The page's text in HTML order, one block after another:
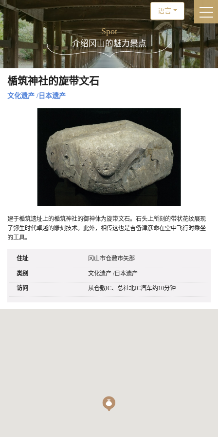
语言
Spot
介绍冈山的魅力景点
楯筑神社的旋带文石
文化遗产 /日本遗产
建于楯筑遗址上的楯筑神社的御神体为旋带文石。石头上所刻的带状花纹展现
了弥生时代卓越的雕刻技术。此外，相传这也是吉备津彦命在空中飞行时乘坐
的工具。
住址 冈山市仓敷市矢部
类别 文化遗产 /日本遗产
访问 从仓敷IC、总社北IC汽车约10分钟